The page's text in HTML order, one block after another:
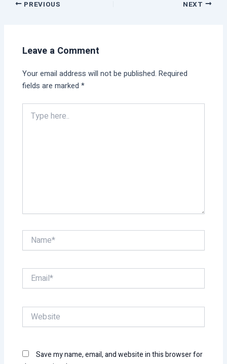
PREVIOUS NEXT
Leave a Comment
Your email address will not be published. Required
fields are marked*
here..
Name*
Email*
Website
Save my name, email, and website in this browser for